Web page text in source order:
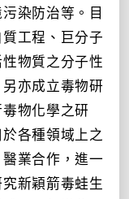
染防治等。目
工程、巨分子
物質之分子性
亦成立毒物研
物化學之研
各種領域上之
業合作，進一
新穎箭毒蛙生